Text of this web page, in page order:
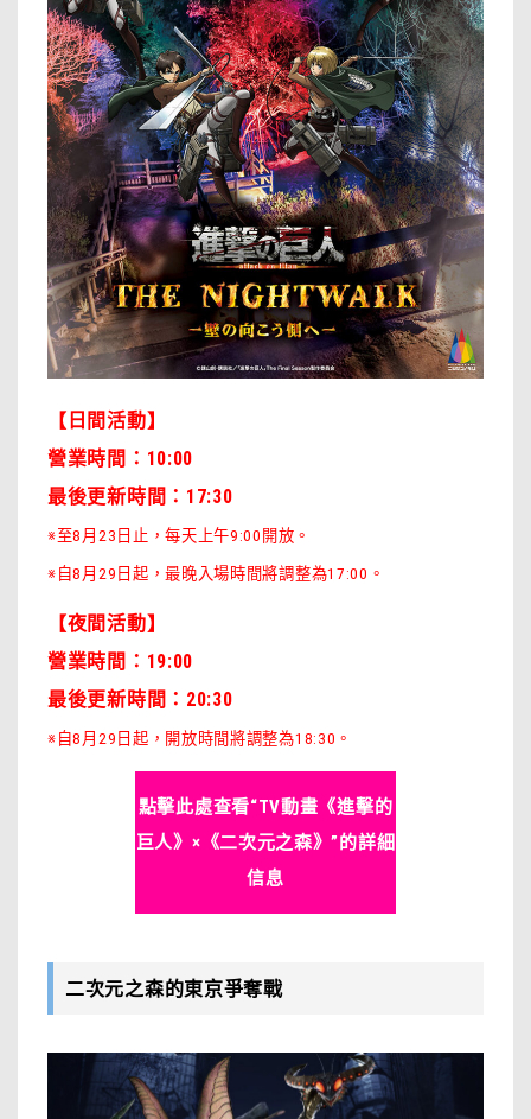
【日間活動】
營業時間：10:00
最後更新時間：17:30
※至8月23日止，每天上午9:00開放。
※自8月29日起，最晚入場時間將調整為17:00。
【夜間活動】
營業時間：19:00
最後更新時間：20:30
※自8月29日起，開放時間將調整為18:30。
點擊此處查看“TV動畫《進擊的
巨人》×《二次元之森》”的詳細
信息
二次元之森的東京爭奪戰